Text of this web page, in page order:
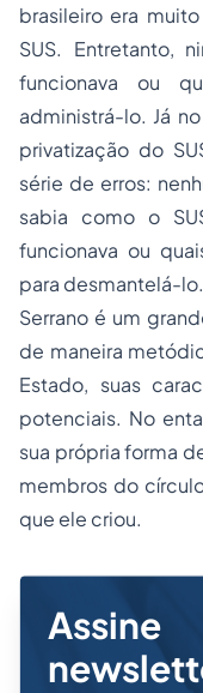
brasileiro era
SUS. Entretanto,
funcionava ou
administrá-lo. Já
privatização do
série de erros:
sabia como o
funcionava ou
para desmantelá-lo.
Serrano é um
de maneira
Estado, suas
potenciais. No
sua própria forma
membros do
que ele criou.